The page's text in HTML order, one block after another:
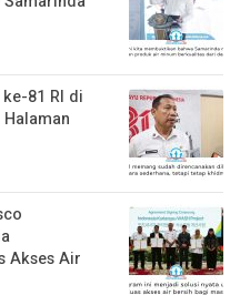
81 RI di
Akses Air